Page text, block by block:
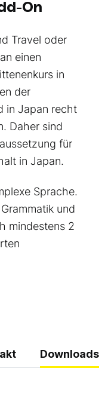
On
Travel oder
einen
in
der
in Japan recht
Daher sind
für
in Japan.
Sprache.
und
mindestens 2
Downloads